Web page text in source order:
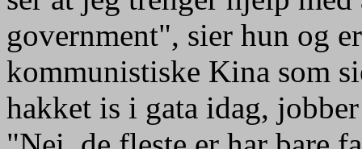
government", sier hun og
kommunistiske Kina som
hakket is i gata idag,